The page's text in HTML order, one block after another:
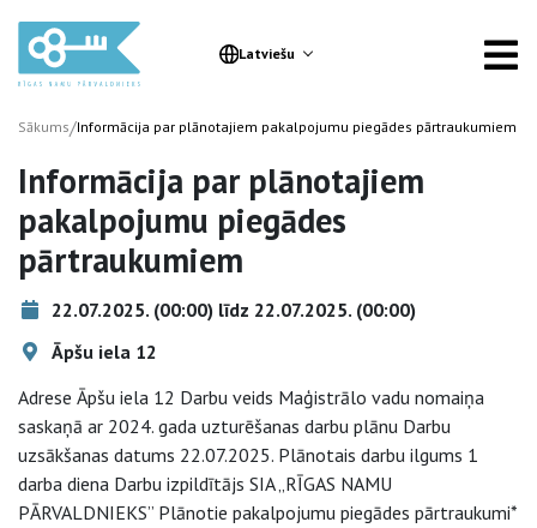
Latviešu
Sākums/Informācija par plānotajiem pakalpojumu piegādes pārtraukumiem
Informācija par plānotajiem
pakalpojumu piegādes
pārtraukumiem
22.07.2025. (00:00) līdz 22.07.2025. (00:00)
Āpšu iela 12
Adrese Āpšu iela 12 Darbu veids Maģistrālo vadu nomaiņa
saskaņā ar 2024. gada uzturēšanas darbu plānu Darbu
uzsākšanas datums 22.07.2025. Plānotais darbu ilgums 1
darba diena Darbu izpildītājs SIA „RĪGAS NAMU
PĀRVALDNIEKS” Plānotie pakalpojumu piegādes pārtraukumi*